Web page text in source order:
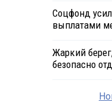
Соцфонд
выплатами
Жаркий
безопасно